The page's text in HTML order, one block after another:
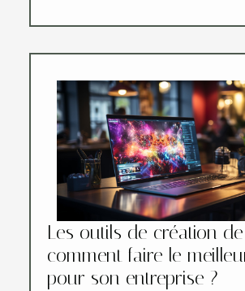
Les outils de création
comment faire le
pour son entreprise ?